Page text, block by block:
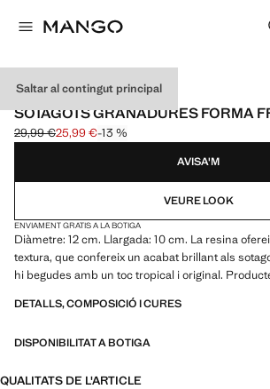
Saltar al contingut principal
PACK DE 4
SOTAGOTS GRANADURES FORMA
Preu inicial ratllat [29,99 € ]
29,99 €
Preu actual [25,99 € ]
25,99 €-13 %
Selecciona un color
AVISA'M
VEURE LOOK
ENVIAMENT GRATIS A LA BOTIGA
Diàmetre: 12 cm. Llargada: 10 cm. La resina
textura, que confereix un acabat brillant als
hi begudes amb un toc tropical i original.
DETALLS, COMPOSICIÓ I CURES
DISPONIBILITAT A BOTIGA
QUALITATS DE L'ARTICLE